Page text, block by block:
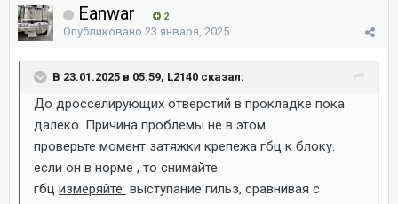
Eanwar 2
Опубликовано 23 января, 2025
В 23.01.2025 в 05:59, L2140 сказал:
До дросселирующих отверстий в прокладке пока
далеко. Причина проблемы не в этом.
проверьте момент затяжки крепежа гбц к блоку.
если он в норме , то снимайте
гбц измеряйте выступание гильз, сравнивая с